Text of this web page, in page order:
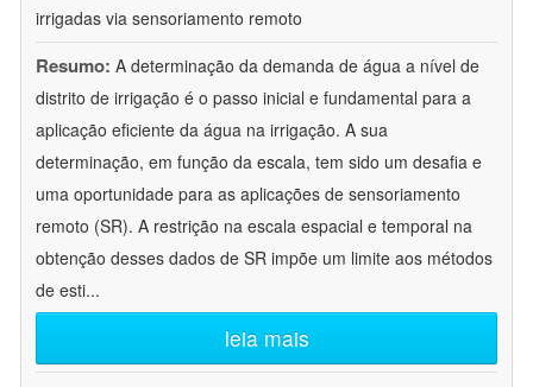
irrigadas via sensoriamento remoto
Resumo: A determinação da demanda de água a nível de
distrito de irrigação é o passo inicial e fundamental para a
aplicação eficiente da água na irrigação. A sua
determinação, em função da escala, tem sido um desafia e
uma oportunidade para as aplicações de sensoriamento
remoto (SR). A restrição na escala espacial e temporal na
obtenção desses dados de SR impõe um limite aos métodos
de esti...
leia mais